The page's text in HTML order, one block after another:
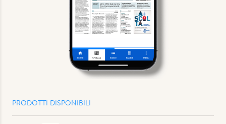
PRODOTTI DISPONIBILI